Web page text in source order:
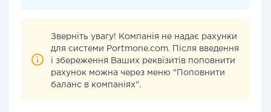
Зверніть увагу! Компанія не надає рахунки
для системи Portmone.com. Після введення
і збереження Ваших реквізитів поповнити
рахунок можна через меню "Поповнити
баланс в компаніях".